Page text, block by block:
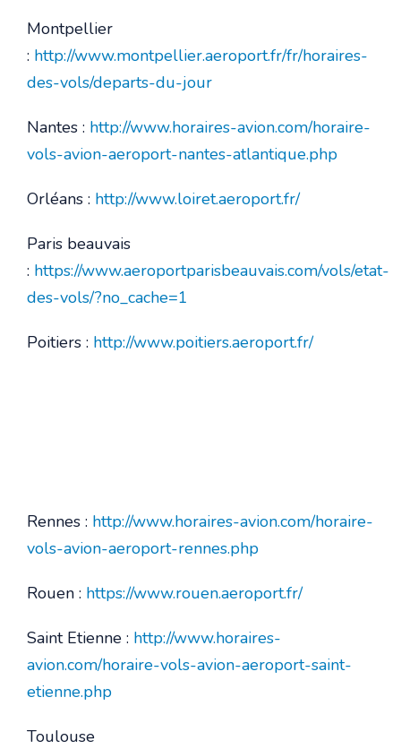
Montpellier
: http://www.montpellier.aeroport.fr/fr/horaires-
des-vols/departs-du-jour
Nantes : http://www.horaires-avion.com/horaire-
vols-avion-aeroport-nantes-atlantique.php
Orléans : http://www.loiret.aeroport.fr/
Paris beauvais
: https://www.aeroportparisbeauvais.com/vols/etat-
des-vols/?no_cache=1
Poitiers : http://www.poitiers.aeroport.fr/
Rennes : http://www.horaires-avion.com/horaire-
vols-avion-aeroport-rennes.php
Rouen : https://www.rouen.aeroport.fr/
Saint Etienne : http://www.horaires-
avion.com/horaire-vols-avion-aeroport-saint-
etienne.php
Toulouse